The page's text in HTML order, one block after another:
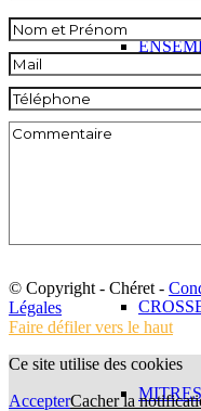
MITRES
© Copyright - Chéret -
Légales
Faire défiler vers le haut
Ce site utilise des cookies
AccepterCacher la